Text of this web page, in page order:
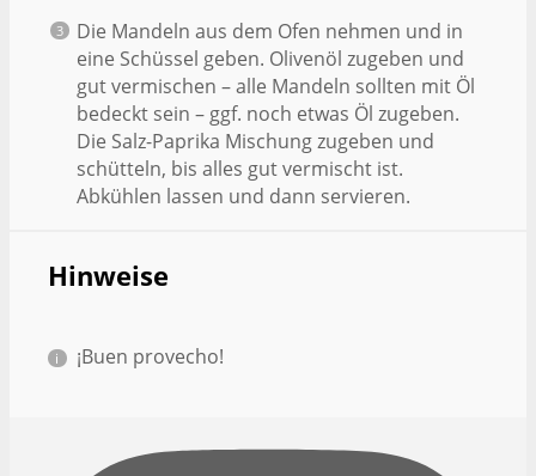
Die Mandeln aus dem Ofen nehmen und in
eine Schüssel geben. Olivenöl zugeben und
gut vermischen – alle Mandeln sollten mit Öl
bedeckt sein – ggf. noch etwas Öl zugeben.
Die Salz-Paprika Mischung zugeben und
schütteln, bis alles gut vermischt ist.
Abkühlen lassen und dann servieren.
Hinweise
¡Buen provecho!